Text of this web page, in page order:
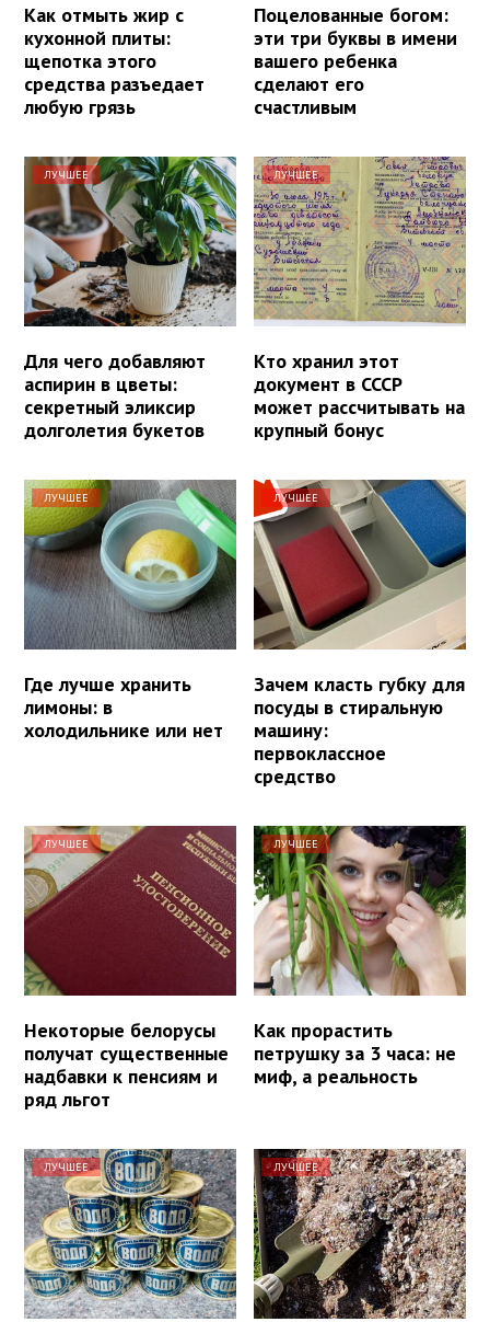
Как отмыть жир с
кухонной плиты:
щепотка этого
средства разъедает
любую грязь
Поцелованные богом:
эти три буквы в имени
вашего ребенка
сделают его
счастливым
ЛУЧШЕЕ
Для чего добавляют
аспирин в цветы:
секретный эликсир
долголетия букетов
ЛУЧШЕЕ
Кто хранил этот
документ в СССР
может рассчитывать на
крупный бонус
ЛУЧШЕЕ
Где лучше хранить
лимоны: в
холодильнике или нет
ЛУЧШЕЕ
Зачем класть губку для
посуды в стиральную
машину:
первоклассное
средство
ЛУЧШЕЕ
Некоторые белорусы
получат существенные
надбавки к пенсиям и
ряд льгот
ЛУЧШЕЕ
Как прорастить
петрушку за 3 часа: не
миф, а реальность
ЛУЧШЕЕ ЛУЧШЕЕ